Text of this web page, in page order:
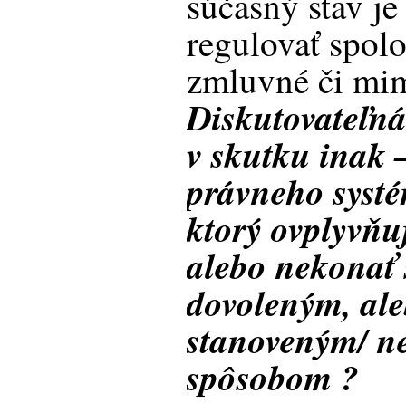
regulovať
zmluvné či
v skutku inak
právneho
ktorý
alebo nekonať
dovoleným,
stanoveným/
spôsobom ?